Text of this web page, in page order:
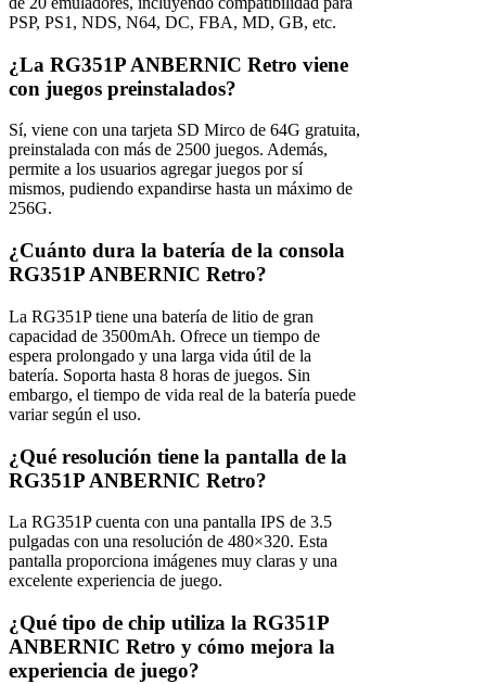
PSP, PS1, NDS, N64, DC, FBA, MD, GB, etc.
¿La RG351P ANBERNIC Retro viene
con juegos preinstalados?
Sí, viene con una tarjeta SD Mirco de 64G gratuita,
preinstalada con más de 2500 juegos. Además,
permite a los usuarios agregar juegos por sí
mismos, pudiendo expandirse hasta un máximo de
256G.
¿Cuánto dura la batería de la consola
RG351P ANBERNIC Retro?
La RG351P tiene una batería de litio de gran
capacidad de 3500mAh. Ofrece un tiempo de
espera prolongado y una larga vida útil de la
batería. Soporta hasta 8 horas de juegos. Sin
embargo, el tiempo de vida real de la batería puede
variar según el uso.
¿Qué resolución tiene la pantalla de la
RG351P ANBERNIC Retro?
La RG351P cuenta con una pantalla IPS de 3.5
pulgadas con una resolución de 480×320. Esta
pantalla proporciona imágenes muy claras y una
excelente experiencia de juego.
¿Qué tipo de chip utiliza la RG351P
ANBERNIC Retro y cómo mejora la
experiencia de juego?